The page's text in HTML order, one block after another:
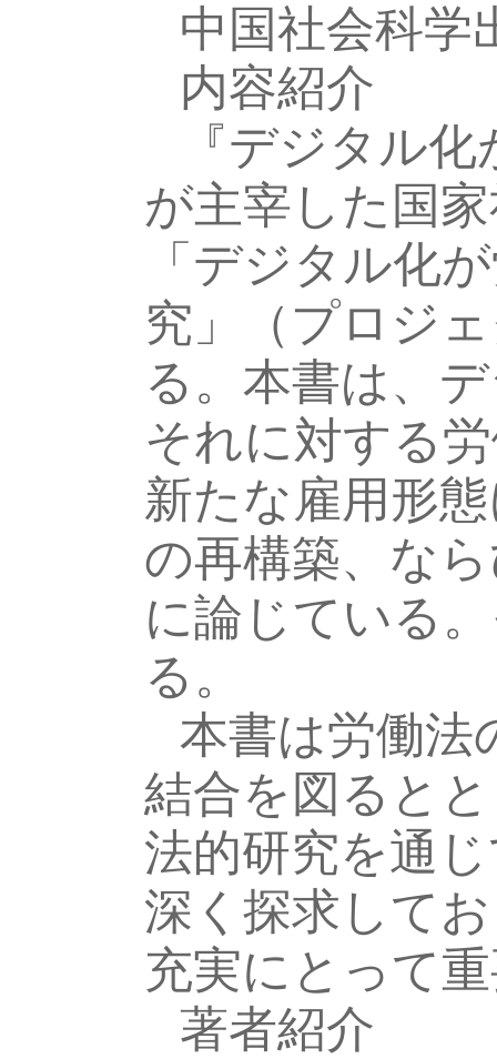
中国社会科学
内容紹介
『デジタル
が主宰した国
「デジタル化
究」（プロジ
る。本書は、
それに対する
新たな雇用形
の再構築、な
に論じている
る。
本書は労働法
結合を図ると
法的研究を通
深く探求して
充実にとって
著者紹介